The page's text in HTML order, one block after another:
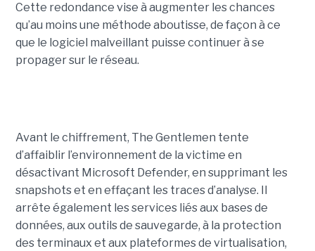
Cette redondance vise à augmenter les chances
qu’au moins une méthode aboutisse, de façon à ce
que le logiciel malveillant puisse continuer à se
propager sur le réseau.
Avant le chiffrement, The Gentlemen tente
d’affaiblir l’environnement de la victime en
désactivant Microsoft Defender, en supprimant les
snapshots et en effaçant les traces d’analyse. Il
arrête également les services liés aux bases de
données, aux outils de sauvegarde, à la protection
des terminaux et aux plateformes de virtualisation,